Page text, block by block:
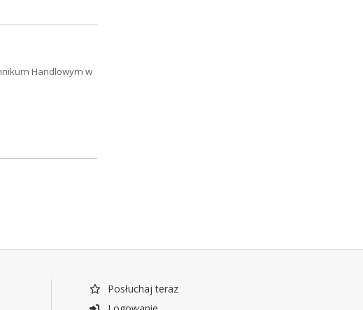
Handlowym w
Posłuchaj teraz